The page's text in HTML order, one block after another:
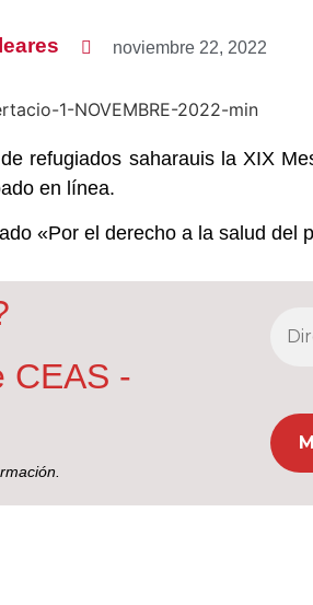
noviembre 22, 2022
refugiados saharauis la XIX
en línea.
«Por el derecho a la salud del
CEAS -